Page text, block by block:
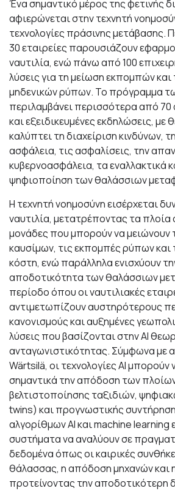
Ένα σημαντικό μέρος της φετινής
αφιερώνεται στην τεχνητή
τεχνολογίες πράσινης μετάβασης.
30 εταιρείες παρουσιάζουν
ναυτιλία, ενώ πάνω από 100
λύσεις για τη μείωση εκπομπών και
μηδενικών ρύπων. Το πρόγραμμα
περιλαμβάνει περισσότερα από
και εξειδικευμένες εκδηλώσεις, με
καλύπτει τη διαχείριση κινδύνων,
ασφάλεια, τις ασφαλίσεις, την
κυβερνοασφάλεια, τα εναλλακτικά
ψηφιοποίηση των θαλάσσιων
Η τεχνητή νοημοσύνη εισέρχεται
ναυτιλία, μετατρέποντας τα πλοία
μονάδες που μπορούν να μειώνουν
καυσίμων, τις εκπομπές ρύπων και
κόστη, ενώ παράλληλα ενισχύουν
αποδοτικότητα των θαλάσσιων
περίοδο όπου οι ναυτιλιακές
αντιμετωπίζουν αυστηρότερους
κανονισμούς και αυξημένες
λύσεις που βασίζονται στην AI
ανταγωνιστικότητας. Σύμφωνα με
Wärtsilä, οι τεχνολογίες AI μπορούν
σημαντικά την απόδοση των
βελτιστοποίησης ταξιδιών,
twins) και προγνωστικής
αλγορίθμων AI και machine learning
συστήματα να αναλύουν σε
δεδομένα όπως οι καιρικές
θάλασσας, η απόδοση μηχανών και
προτείνοντας την αποδοτικότερη